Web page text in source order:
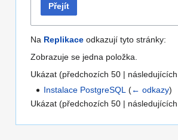
Přejít
Na Replikace odkazují tyto stránky:
Zobrazuje se jedna položka.
Ukázat (předchozích 50 |
Instalace PostgreSQL (← odkazy)
Ukázat (předchozích 50 |